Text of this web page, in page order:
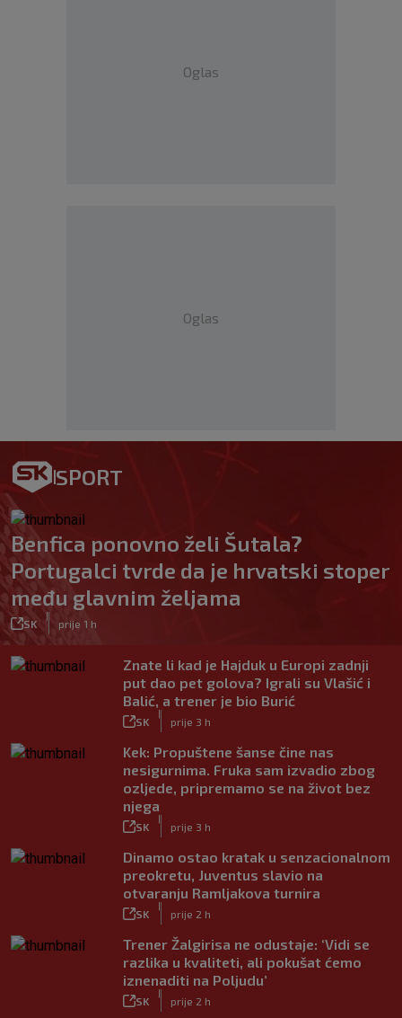
Oglas
Oglas
SPORT
Benfica ponovno želi Šutala?
Portugalci tvrde da je hrvatski stoper
među glavnim željama
SK prije 1 h
Znate li kad je Hajduk u Europi zadnji
put dao pet golova? Igrali su Vlašić i
Balić, a trener je bio Burić
SK prije 3 h
Kek: Propuštene šanse čine nas
nesigurnima. Fruka sam izvadio zbog
ozljede, pripremamo se na život bez
njega
SK prije 3 h
Dinamo ostao kratak u senzacionalnom
preokretu, Juventus slavio na
otvaranju Ramljakova turnira
SK prije 2 h
Trener Žalgirisa ne odustaje: ‘Vidi se
razlika u kvaliteti, ali pokušat ćemo
iznenaditi na Poljudu’
SK prije 2 h